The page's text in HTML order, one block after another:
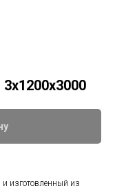
изготовленный из